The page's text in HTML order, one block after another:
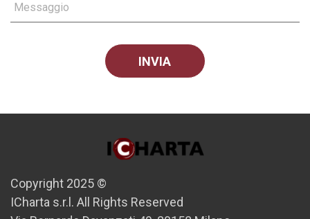
Messaggio
Copyright 2025 ©
ICharta s.r.l. All Rights Reserved